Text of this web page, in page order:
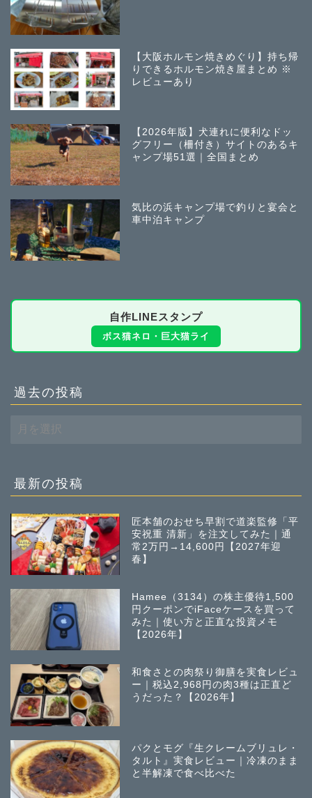
【大阪ホルモン焼きめぐり】持ち帰
りできるホルモン焼き屋まとめ ※
レビューあり
【2026年版】犬連れに便利なドッ
グフリー（柵付き）サイトのあるキ
ャンプ場51選｜全国まとめ
気比の浜キャンプ場で釣りと宴会と
車中泊キャンプ
自作LINEスタンプ
ボス猫ネロ・巨大猫ライ
過去の投稿
去
稿
最新の投稿
匠本舗のおせち早割で道楽監修「平
安祝重 清新」を注文してみた｜通
常2万円→14,600円【2027年迎
春】
Hamee（3134）の株主優待1,500
円クーポンでiFaceケースを買って
みた｜使い方と正直な投資メモ
【2026年】
和食さとの肉祭り御膳を実食レビュ
ー｜税込2,968円の肉3種は正直ど
うだった？【2026年】
パクとモグ『生クレームブリュレ・
タルト』実食レビュー｜冷凍のまま
と半解凍で食べ比べた